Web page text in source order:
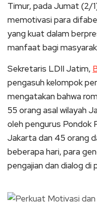
Timur, pada Jumat (2/
memotivasi para
yang kuat dalam
manfaat bagi
Sekretaris LDII Jatim,
pengasuh kelompok
mengatakan bahwa
55 orang asal wilayah
oleh pengurus Pondok
Jakarta dan 45 orang
beberapa hari, para
pengajian dan dialog